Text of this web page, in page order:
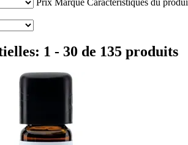
1 - 30 de 135 produits